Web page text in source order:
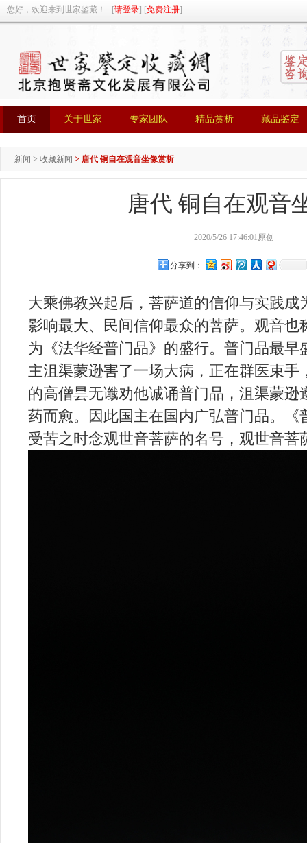
您好，欢迎来到世家鉴藏！ [请登录] [免费注册]
首页
首页
关于世家
关于世家
专家团队
专家团队
精品赏析
精品赏析
藏品鉴定
藏品鉴定
新闻 > 收藏新闻 > 唐代 铜自在观音坐像赏析
唐代 铜自在观音
2020/5/26 17:46:01原创
分享到：
大乘佛教兴起后，菩萨道的信仰与实践成
影响最大、民间信仰最众的菩萨。 观音也
为《法华经普门品》的盛行。普门品最早
主沮渠蒙逊害了一场大病，正在群医束手
的高僧昙无谶劝他诚诵普门品，沮渠蒙逊
药而愈。因此国主在国内广弘普门品。《
受苦之时念观世音菩萨的名号，观世音菩